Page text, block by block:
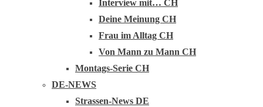
Interview mit… CH
Deine Meinung CH
Frau im Alltag CH
Von Mann zu Mann CH
Montags-Serie CH
DE-NEWS
Strassen-News DE